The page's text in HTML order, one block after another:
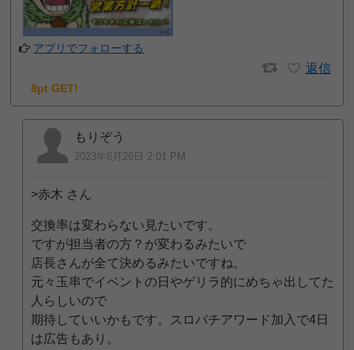
アプリでフォローする
返信
8pt GET!
もりぞう
2023年6月26日 2:01 PM
>赤木 さん
交換率は変わらない見たいです。
ですが担当者の方？が変わるみたいで
店長さんが全て決めるみたいですね。
元々玉串でイベントの日やゲリラ的にめちゃ出してた
人らしいので
期待していいかもです。スロパチアワード加入で4日
は広告もあり。